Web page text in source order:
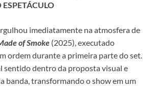
imediatamente na atmosfera de
of Smoke (2025), executado
ordem durante a primeira parte do set.
sentido dentro da proposta visual e
banda, transformando o show em um